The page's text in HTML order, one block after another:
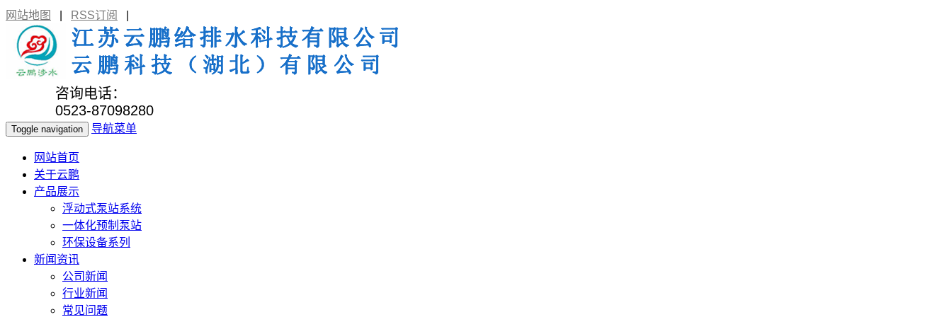
网站地图 RSS订阅
咨询电话：
0523-87098280
Toggle navigation 导航菜单
网站首页
关于云鹏
产品展示
浮动式泵站系统
一体化预制泵站
环保设备系列
新闻资讯
公司新闻
行业新闻
常见问题